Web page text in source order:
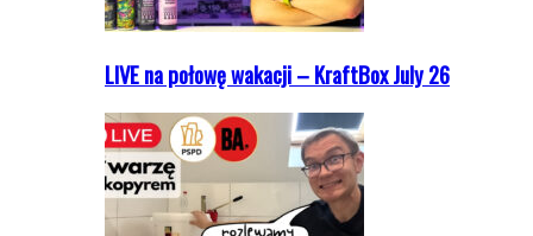
LIVE na połowę wakacji – KraftBox July 26